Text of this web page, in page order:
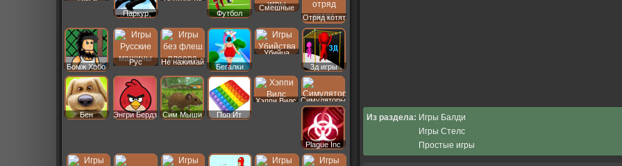
Из раздела: Игры Балди
Игры Стелс
Простые игры
Паркур
Футбол
Смешные
Отряд котят
Бомж Хобо
Рус
Не нажимай
Бегалки
Убийца
3д игры
Бен Энгри Бердз Сим Мыши Поп Ит
Хэппи Вилс Симуляторы
Plague Inc